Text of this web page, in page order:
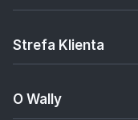
Strefa Klienta
O Wally